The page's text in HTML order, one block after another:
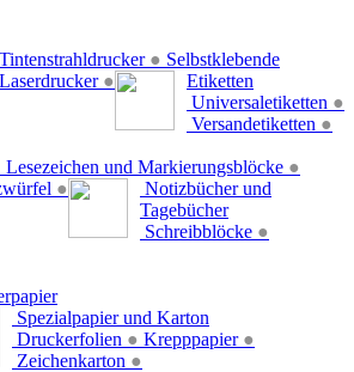
●
●
Selbstklebende
Etiketten
Universaletiketten ●
Versandetiketten ●
Lesezeichen und Markierungsblöcke ●
●
Notizbücher und
Tagebücher
Schreibblöcke ●
Spezialpapier und Karton
Druckerfolien ● Krepppapier ●
Zeichenkarton ●